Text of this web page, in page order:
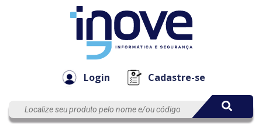
Login Cadastre-se
EmpresaAutomação